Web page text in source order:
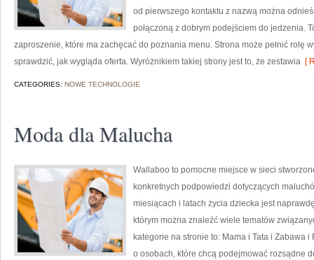
od pierwszego kontaktu z nazwą można
połączoną z dobrym podejściem do jedzenia.
zaproszenie, które ma zachęcać do poznania menu. Strona może pełnić rolę
sprawdzić, jak wygląda oferta. Wyróżnikiem takiej strony jest to, że zestawia [
CATEGORIES: NOWE TECHNOLOGIE
Moda dla Malucha
Wallaboo to pomocne miejsce w sieci
konkretnych podpowiedzi dotyczących
miesiącach i latach życia dziecka jest
którym można znaleźć wiele tematów
kategorie na stronie to: Mama i Tata i Zabawa
o osobach, które chcą podejmować rozsądne